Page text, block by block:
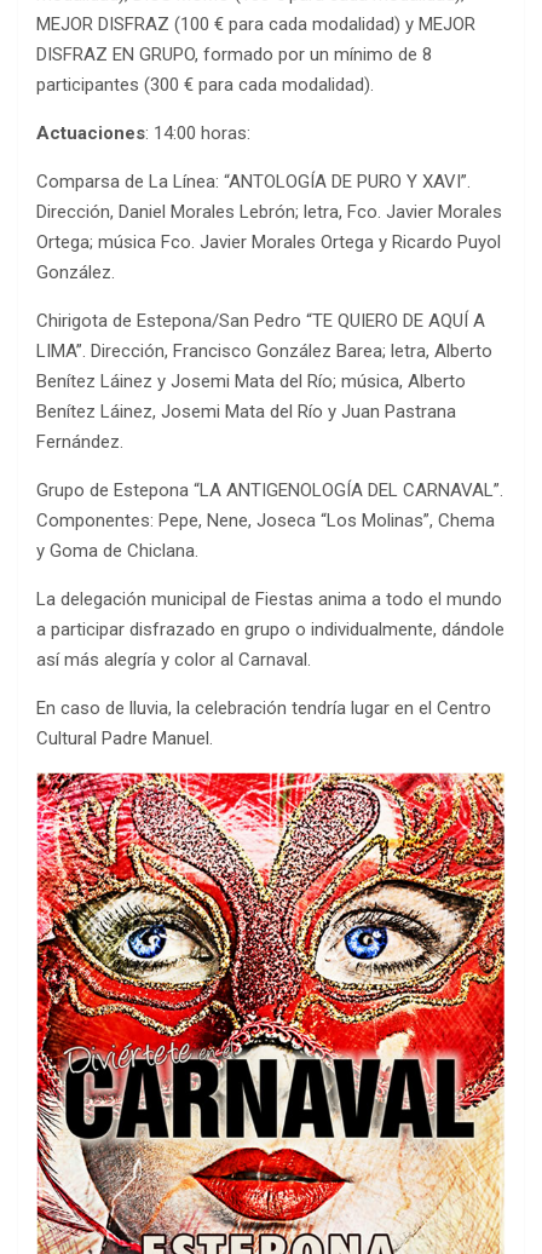
MEJOR DISFRAZ (100 € para cada modalidad) y MEJOR
DISFRAZ EN GRUPO, formado por un mínimo de 8
participantes (300 € para cada modalidad).
Actuaciones: 14:00 horas:
Comparsa de La Línea: “ANTOLOGÍA DE PURO Y XAVI”.
Dirección, Daniel Morales Lebrón; letra, Fco. Javier Morales
Ortega; música Fco. Javier Morales Ortega y Ricardo Puyol
González.
Chirigota de Estepona/San Pedro “TE QUIERO DE AQUÍ A
LIMA”. Dirección, Francisco González Barea; letra, Alberto
Benítez Láinez y Josemi Mata del Río; música, Alberto
Benítez Láinez, Josemi Mata del Río y Juan Pastrana
Fernández.
Grupo de Estepona “LA ANTIGENOLOGÍA DEL CARNAVAL”.
Componentes: Pepe, Nene, Joseca “Los Molinas”, Chema
y Goma de Chiclana.
La delegación municipal de Fiestas anima a todo el mundo
a participar disfrazado en grupo o individualmente, dándole
así más alegría y color al Carnaval.
En caso de lluvia, la celebración tendría lugar en el Centro
Cultural Padre Manuel.